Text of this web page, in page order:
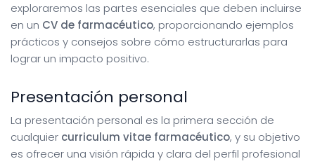
exploraremos las partes esenciales que deben incluirse
en un CV de farmacéutico, proporcionando ejemplos
prácticos y consejos sobre cómo estructurarlas para
lograr un impacto positivo.
Presentación personal
La presentación personal es la primera sección de
cualquier curriculum vitae farmacéutico, y su objetivo
es ofrecer una visión rápida y clara del perfil profesional